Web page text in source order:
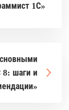
1С»
8: шаги и